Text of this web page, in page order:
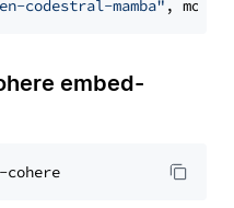
codestral-mamba" ,
embed-